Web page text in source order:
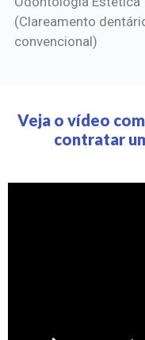
(Clareamento
convencional)
Veja o vídeo
contratar